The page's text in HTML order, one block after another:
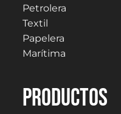
Petrolera
Textil
Papelera
Marítima
PRODUCTOS